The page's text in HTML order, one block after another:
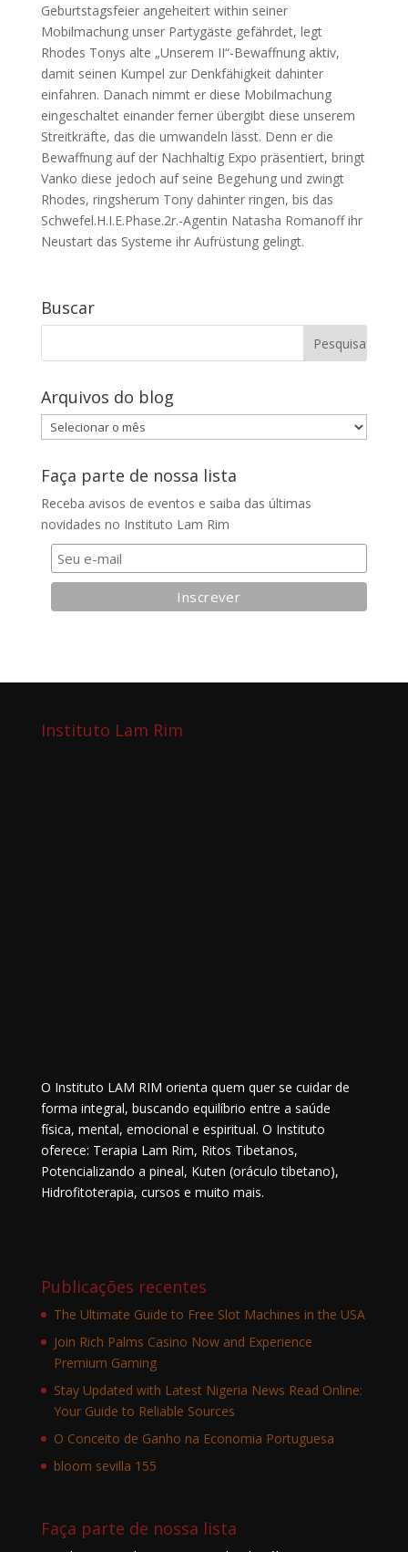
Geburtstagsfeier angeheitert within seiner
Mobilmachung unser Partygäste gefährdet, legt
Rhodes Tonys alte „Unserem II“-Bewaffnung aktiv,
damit seinen Kumpel zur Denkfähigkeit dahinter
einfahren. Danach nimmt er diese Mobilmachung
eingeschaltet einander ferner übergibt diese unserem
Streitkräfte, das die umwandeln lässt. Denn er die
Bewaffnung auf der Nachhaltig Expo präsentiert, bringt
Vanko diese jedoch auf seine Begehung und zwingt
Rhodes, ringsherum Tony dahinter ringen, bis das
Schwefel.H.I.E.Phase.2r.-Agentin Natasha Romanoff ihr
Neustart das Systeme ihr Aufrüstung gelingt.
Buscar
Arquivos do blog
Arquivos
do
Faça parte de nossa lista
Receba avisos de eventos e saiba das últimas
novidades no Instituto Lam Rim
Instituto Lam Rim
O Instituto LAM RIM orienta quem quer se cuidar de
forma integral, buscando equilíbrio entre a saúde
física, mental, emocional e espiritual. O Instituto
oferece: Terapia Lam Rim, Ritos Tibetanos,
Potencializando a pineal, Kuten (oráculo tibetano),
Hidrofitoterapia, cursos e muito mais.
Publicações recentes
The Ultimate Guide to Free Slot Machines in the USA
Join Rich Palms Casino Now and Experience
Premium Gaming
Stay Updated with Latest Nigeria News Read Online:
Your Guide to Reliable Sources
O Conceito de Ganho na Economia Portuguesa
bloom sevilla 155
Faça parte de nossa lista